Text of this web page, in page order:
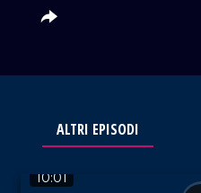
ALTRI EPISODI
10:01